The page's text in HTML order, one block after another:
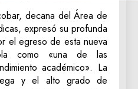
decana del Área de
expresó su profunda
el egreso de esta nueva
como «una de las
académico». La
y el alto grado de